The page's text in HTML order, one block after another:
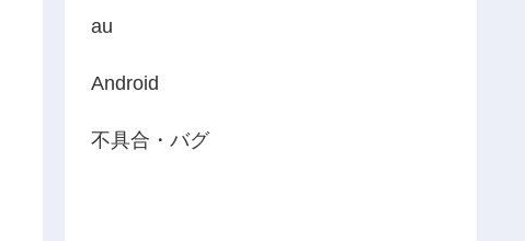
au
Android
不具合・バグ